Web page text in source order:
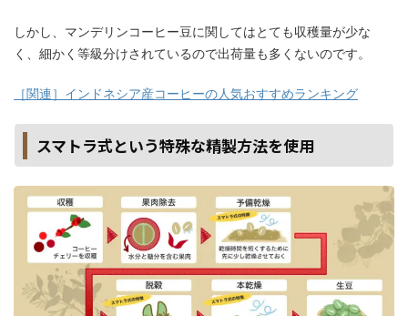
しかし、マンデリンコーヒー豆に関してはとても収穫量が少な
く、細かく等級分けされているので出荷量も多くないのです。
［関連］インドネシア産コーヒーの人気おすすめランキング
スマトラ式という特殊な精製方法を使用